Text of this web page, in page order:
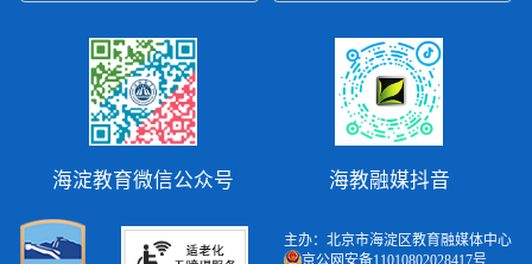
海淀教育微信公众号 海教融媒抖音
主办：北京市海淀区教育融媒体中心